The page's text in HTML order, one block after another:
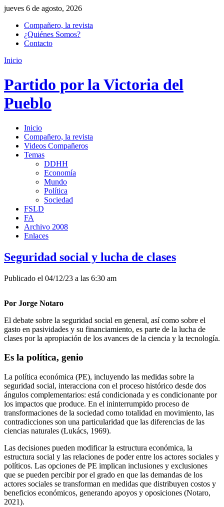
jueves 6 de agosto, 2026
Compañero, la revista
¿Quiénes Somos?
Contacto
Inicio
Partido por la Victoria del
Pueblo
Inicio
Compañero, la revista
Videos Compañeros
Temas
DDHH
Economía
Mundo
Política
Sociedad
FSLD
FA
Archivo 2008
Enlaces
Seguridad social y lucha de clases
Publicado el 04/12/23 a las 6:30 am
Por Jorge Notaro
El debate sobre la seguridad social en general, así como sobre el
gasto en pasividades y su financiamiento, es parte de la lucha de
clases por la apropiación de los avances de la ciencia y la tecnología.
Es la política, genio
La política económica (PE), incluyendo las medidas sobre la
seguridad social, interacciona con el proceso histórico desde dos
ángulos complementarios: está condicionada y es condicionante por
los impactos que produce. En el ininterrumpido proceso de
transformaciones de la sociedad como totalidad en movimiento, las
contradicciones son una particularidad que las diferencias de las
ciencias naturales (Lukács, 1969).
Las decisiones pueden modificar la estructura económica, la
estructura social y las relaciones de poder entre los actores sociales y
políticos. Las opciones de PE implican inclusiones y exclusiones
que se pueden percibir por el grado en que las demandas de los
actores sociales se transforman en medidas que distribuyen costos y
beneficios económicos, generando apoyos y oposiciones (Notaro,
2021).